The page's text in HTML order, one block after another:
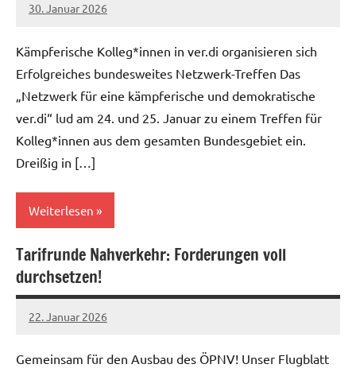
30. Januar 2026
alexander
Kämpferische Kolleg*innen in ver.di organisieren sich
Erfolgreiches bundesweites Netzwerk-Treffen Das
„Netzwerk für eine kämpferische und demokratische
ver.di“ lud am 24. und 25. Januar zu einem Treffen für
Kolleg*innen aus dem gesamten Bundesgebiet ein.
Dreißig in […]
Weiterlesen
Allgemein
Tarifrunde Nahverkehr: Forderungen voll
durchsetzen!
22. Januar 2026
alexander
Gemeinsam für den Ausbau des ÖPNV! Unser Flugblatt